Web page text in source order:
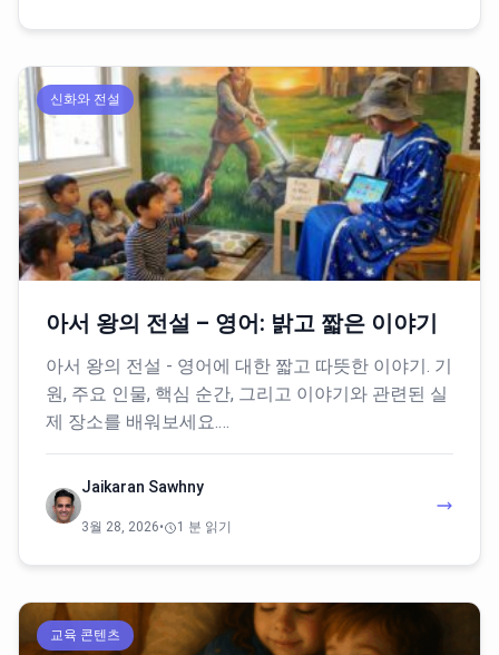
신화와 전설
아서 왕의 전설 – 영어: 밝고 짧은 이야기
아서 왕의 전설 - 영어에 대한 짧고 따뜻한 이야기. 기
원, 주요 인물, 핵심 순간, 그리고 이야기와 관련된 실
제 장소를 배워보세요.…
Jaikaran Sawhny
3월 28, 2026• 1 분 읽기
교육 콘텐츠